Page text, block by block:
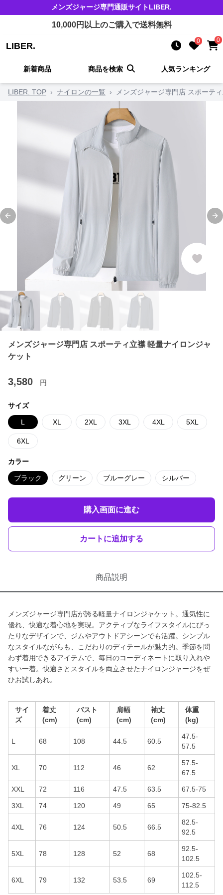
メンズジャージ専門通販サイトLIBER.
10,000円以上のご購入で送料無料
LIBER. 0 0
新着商品 商品を検索 人気ランキング
LIBER. TOP › ナイロンの一覧 › メンズジャージ専門店 スポーテ
Previous slide
メンズジャージ専門店 スポーティ立襟 軽量ナイロンジャ
ケット
3,580 円
サイズ
L XL 2XL 3XL 4XL 5XL
6XL
カラー
ブラック グリーン ブルーグレー シルバー
購入画面に進む
カートに追加する
商品説明
メンズジャージ専門店が誇る軽量ナイロンジャケット。通気性に
優れ、快適な着心地を実現。アクティブなライフスタイルにぴっ
たりなデザインで、ジムやアウトドアシーンでも活躍。シンプル
なスタイルながらも、こだわりのディテールが魅力的。季節を問
わず着用できるアイテムで、毎日のコーディネートに取り入れや
すい一着。快適さとスタイルを両立させたナイロンジャージをぜ
ひお試しあれ。
サイ
ズ
着丈
(cm)
バスト
(cm)
肩幅
(cm)
袖丈
(cm)
体重
(kg)
L 68 108 44.5 60.5
47.5-
57.5
XL 70 112 46 62
57.5-
67.5
XXL 72 116 47.5 63.5 67.5-75
3XL 74 120 49 65 75-82.5
4XL 76 124 50.5 66.5
82.5-
92.5
5XL 78 128 52 68
92.5-
102.5
6XL 79 132 53.5 69
102.5-
112.5